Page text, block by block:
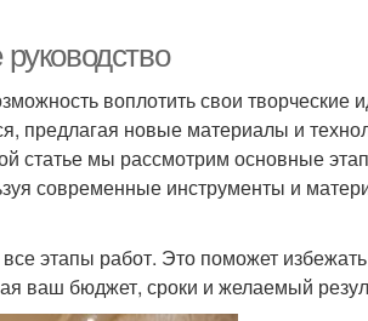
воплотить свои творческие
предлагая новые материалы и
статье мы рассмотрим основные
современные инструменты и
этапы работ. Это поможет
ваш бюджет, сроки и желаемый